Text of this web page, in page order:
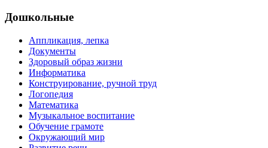
Дошкольные
Аппликация, лепка
Документы
Здоровый образ жизни
Информатика
Конструирование, ручной труд
Логопедия
Математика
Музыкальное воспитание
Обучение грамоте
Окружающий мир